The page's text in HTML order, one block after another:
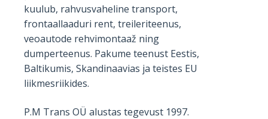
kuulub, rahvusvaheline transport,
frontaallaaduri rent, treileriteenus,
veoautode rehvimontaaž ning
dumperteenus. Pakume teenust Eestis,
Baltikumis, Skandinaavias ja teistes EU
liikmesriikides.
P.M Trans OÜ alustas tegevust 1997.